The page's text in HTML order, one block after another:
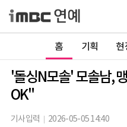
홈 기획 현
'돌싱N모솔' 모솔남,
OK"
기사입력 2026-05-05 14:40